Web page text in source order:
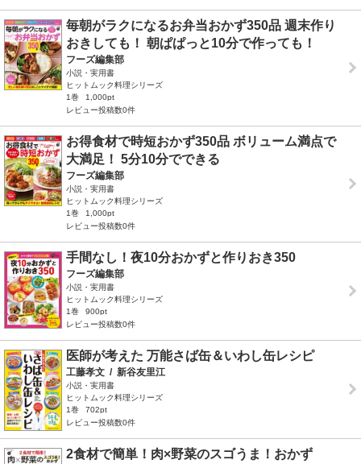
毎朝がラクになるお弁当おかず350品 週末作り
おきしても！ 朝ぱぱっと10分で作っても！
フーズ編集部
小説・実用書
ヒットムック料理シリーズ
1巻
1,000pt
レビュー投稿数0件
お得食材で時短おかず350品 ボリューム満点で
大満足！ 5分10分でできる
フーズ編集部
小説・実用書
ヒットムック料理シリーズ
1巻
1,000pt
レビュー投稿数0件
手間なし！夜10分おかずと作りおき350
フーズ編集部
小説・実用書
ヒットムック料理シリーズ
1巻
900pt
レビュー投稿数0件
医師が考えた 万能さば缶＆いわし缶レシピ
工藤孝文 / 新谷友里江
小説・実用書
ヒットムック料理シリーズ
1巻
702pt
レビュー投稿数0件
2食材で簡単！肉×野菜のスゴうま！おかず